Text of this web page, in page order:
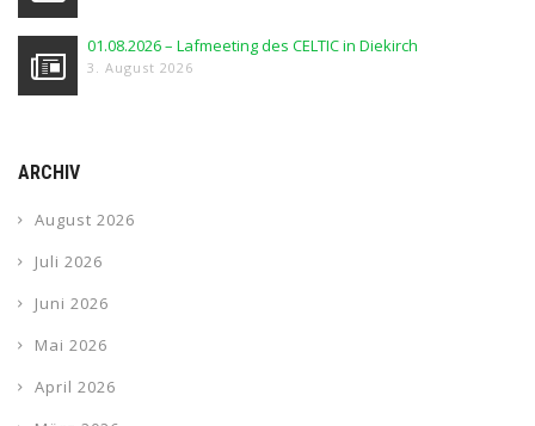
01.08.2026 – Lafmeeting des CELTIC in Diekirch
3. August 2026
ARCHIV
August 2026
Juli 2026
Juni 2026
Mai 2026
April 2026